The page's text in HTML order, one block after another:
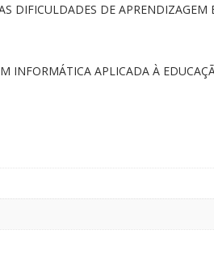
DIFICULDADES DE APRENDIZAGEM
INFORMÁTICA APLICADA À